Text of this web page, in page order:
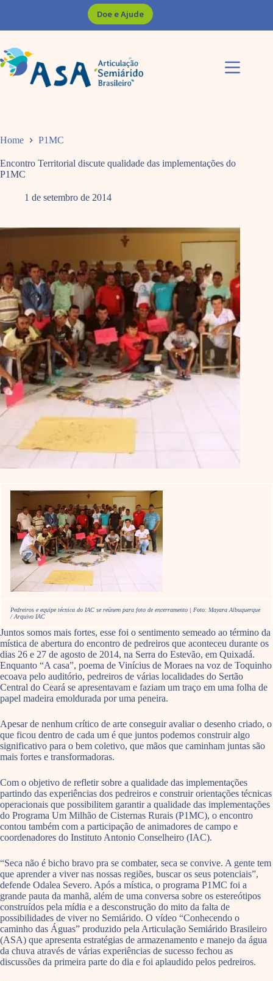
Doe e Ajude
Home P1MC
Encontro Territorial discute qualidade das implementações do
P1MC
1 de setembro de 2014
Pedreiros e equipe técnica do IAC se reúnem para foto de encerramento | Foto: Mayara Albuquerque
/ Arquivo IAC
Juntos somos mais fortes, esse foi o sentimento semeado ao término da
mística de abertura do encontro de pedreiros que aconteceu durante os
dias 26 e 27 de agosto de 2014, na Serra do Estevão, em Quixadá.
Enquanto “A casa”, poema de Vinícius de Moraes na voz de Toquinho
ecoava pelo auditório, pedreiros de várias localidades do Sertão
Central do Ceará se apresentavam e faziam um traço em uma folha de
papel madeira emoldurada por uma peneira.
Apesar de nenhum crítico de arte conseguir avaliar o desenho criado, o
que ficou dentro de cada um é que juntos podemos construir algo
significativo para o bem coletivo, que mãos que caminham juntas são
mais fortes e transformadoras.
Com o objetivo de refletir sobre a qualidade das implementações
partindo das experiências dos pedreiros e construir orientações técnicas
operacionais que possibilitem garantir a qualidade das implementações
do Programa Um Milhão de Cisternas Rurais (P1MC), o encontro
contou também com a participação de animadores de campo e
coordenadores do Instituto Antonio Conselheiro (IAC).
“Seca não é bicho bravo pra se combater, seca se convive. A gente tem
que aprender a viver nas nossas regiões, buscar os seus potenciais”,
defende Odalea Severo. Após a mística, o programa P1MC foi a
grande pauta da manhã, além de uma conversa sobre os estereótipos
construídos pela mídia e a desconstrução do mito da falta de
possibilidades de viver no Semiárido. O vídeo “Conhecendo o
caminho das Águas” produzido pela Articulação Semiárido Brasileiro
(ASA) que apresenta estratégias de armazenamento e manejo da água
da chuva através de várias experiências de sucesso fechou as
discussões da primeira parte do dia e foi aplaudido pelos pedreiros.